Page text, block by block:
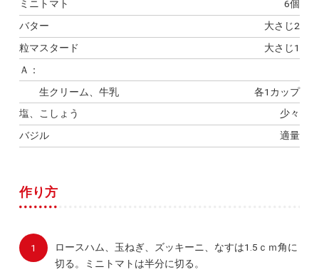
ミニトマト
6個
バター
大さじ2
粒マスタード
大さじ1
Ａ：
生クリーム、牛乳
各1カップ
塩、こしょう
少々
バジル
適量
作り方
ロースハム、玉ねぎ、ズッキーニ、なすは1.5ｃｍ角に
切る。ミニトマトは半分に切る。